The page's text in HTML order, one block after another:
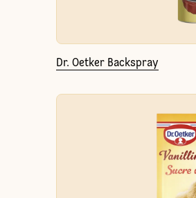
Dr. Oetker Backspray